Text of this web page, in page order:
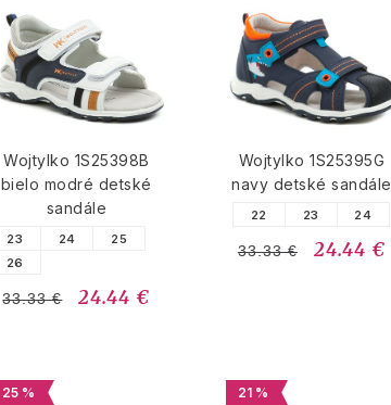
Wojtylko 1S25398B
bielo modré detské
sandále
23 24
25
26
33.33 € 24.44 €
Wojtylko 1S25395G
navy detské sandále
22 23 24
33.33 € 24.44 €
25 % 21 %